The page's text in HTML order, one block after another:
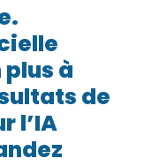
plus à
de
l’IA